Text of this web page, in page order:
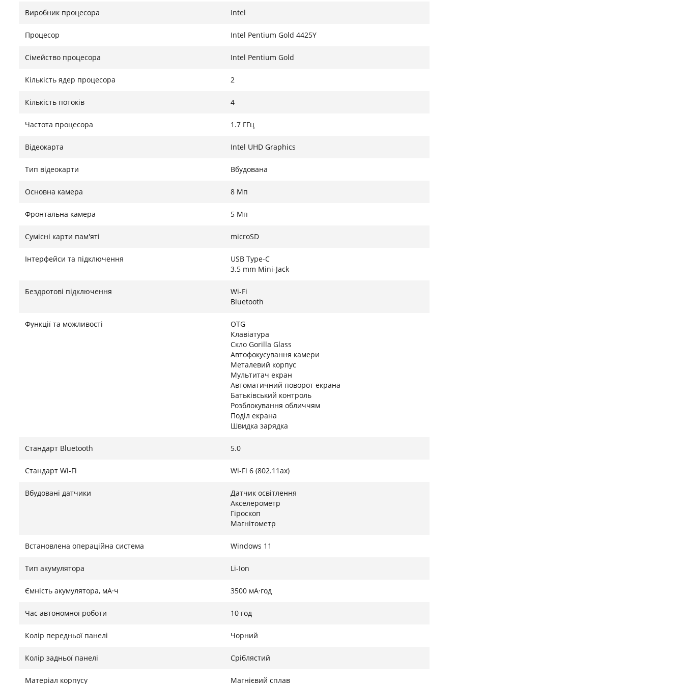
підзарядки. Порт USB-C забезпечує універсальність підключення периферійних пристроїв та
Виробник процесора Intel
Процесор Intel Pentium Gold 4425Y
Сімейство процесора Intel Pentium Gold
Кількість ядер процесора 2
Кількість потоків 4
Частота процесора 1.7 ГГц
Відеокарта Intel UHD Graphics
Тип відеокарти Вбудована
Основна камера 8 Мп
Фронтальна камера 5 Мп
Сумісні карти пам'яті microSD
Інтерфейси та підключення
USB Type-C
3.5 mm Mini-Jack
Бездротові підключення
Wi-Fi
Bluetooth
Функції та можливості
OTG
Клавіатура
Скло Gorilla Glass
Автофокусування камери
Металевий корпус
Мультитач екран
Автоматичний поворот екрана
Батьківський контроль
Розблокування обличчям
Поділ екрана
Швидка зарядка
Стандарт Bluetooth 5.0
Стандарт Wi-Fi Wi-Fi 6 (802.11ax)
Вбудовані датчики
Датчик освітлення
Акселерометр
Гіроскоп
Магнітометр
Встановлена ​​операційна система Windows 11
Тип акумулятора Li-Ion
Ємність акумулятора, мА·ч 3500 мА·год
Час автономної роботи 10 год
Колір передньої панелі Чорний
Колір задньої панелі Сріблястий
Матеріал корпусу Магнієвий сплав